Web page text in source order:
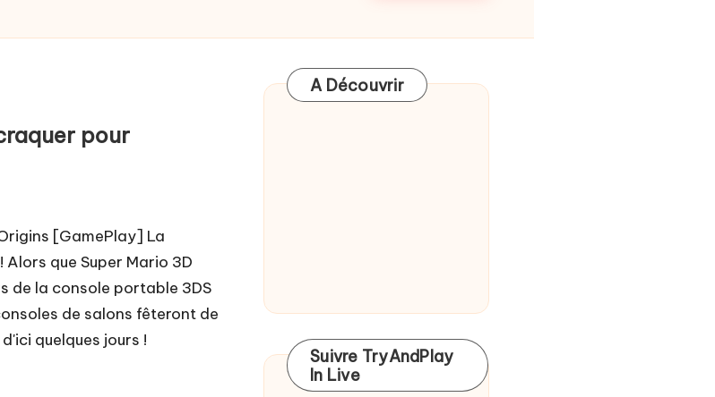
pour
[GamePlay] La
que Super Mario 3D
de la console portable 3DS
de salons fêteront de
quelques jours !
A Découvrir
Suivre TryAndPlay
In Live